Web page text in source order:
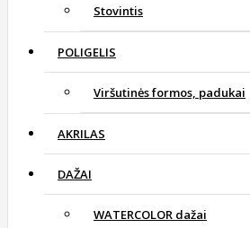
Stovintis
POLIGELIS
Viršutinės formos, padukai
AKRILAS
DAŽAI
WATERCOLOR dažai